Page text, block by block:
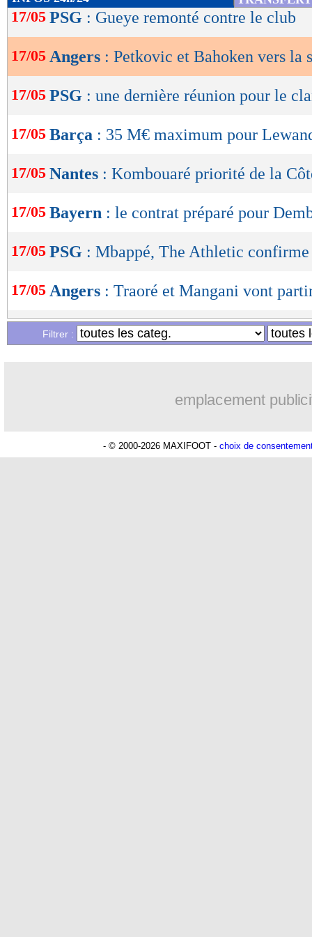
de
OK
17/05 PSG : Gueye remonté contre le club
17/05 Angers : Petkovic et Bahoken vers la
17/05 PSG : une dernière réunion pour le
17/05 Barça : 35 M€ maximum pour
17/05 Nantes : Kombouaré priorité de la
17/05 Bayern : le contrat préparé pour
17/05 PSG : Mbappé, The Athletic confirme
17/05 Angers : Traoré et Mangani vont
Liste des brèves du lun. 16 mai 2022
Filtrer :
emplacement
- © 2000-2026 MAXIFOOT - choix de